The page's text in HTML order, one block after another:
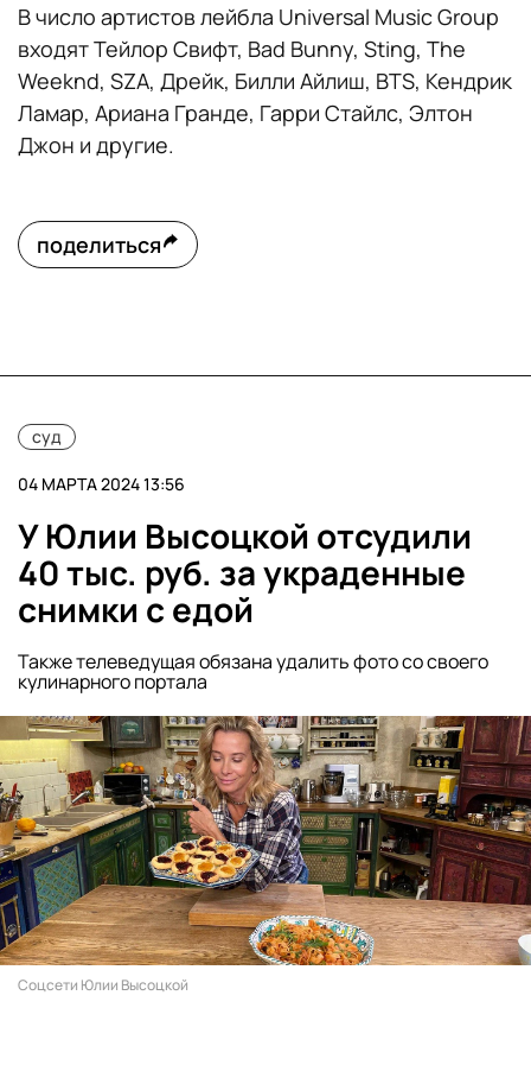
В число артистов лейбла Universal Music Group
входят Тейлор Свифт, Bad Bunny, Sting, The
Weeknd, SZA, Дрейк, Билли Айлиш, BTS, Кендрик
Ламар, Ариана Гранде, Гарри Стайлс, Элтон
Джон и другие.
поделиться
суд
04 МАРТА 2024 13:56
У Юлии Высоцкой отсудили
40 тыс. руб. за украденные
снимки с едой
Также телеведущая обязана удалить фото со своего
кулинарного портала
Соцсети Юлии Высоцкой